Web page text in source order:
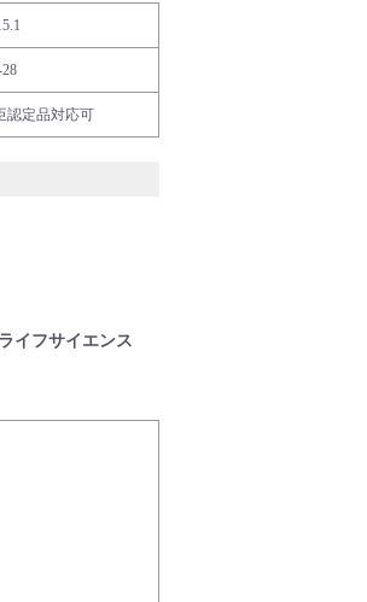
認定品対応可
ライフサイエンス